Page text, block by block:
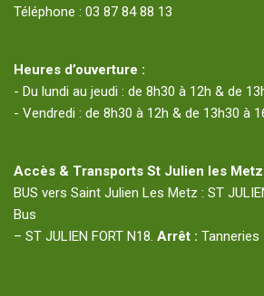
Téléphone : 03 87 84 88 13
Heures d’ouverture :
- Du lundi au jeudi : de 8h30 à 12h & de
- Vendredi : de 8h30 à 12h & de 13h30 à
Accès & Transports St Julien les Metz
BUS vers Saint Julien Les Metz : ST
Bus
– ST JULIEN FORT N18. Arrêt : Tanneries